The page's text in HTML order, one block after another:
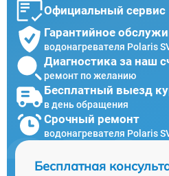
Официальный сервис
Гарантийное
водонагревателя Polaris
Диагностика за наш
ремонт по желанию
Бесплатный выезд
в день обращения
Срочный ремонт
водонагревателя Polaris
Бесплатная